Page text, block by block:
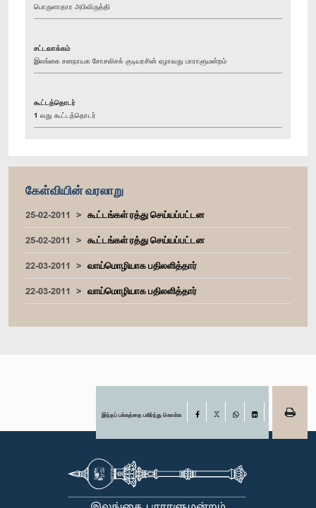
பொருளாதார அபிவிருத்தி
சட்டவாக்கம்
இலங்கை சனநாயக சோசலிசக் குடியரசின் ஏழாவது பாராளுமன்றம்
கூட்டத்தொடர்
1 வது கூட்டத்தொடர்
கேள்வியின் வரலாறு
25-02-2011
கூட்டங்கள் ரத்து செய்யப்பட்டன
25-02-2011
கூட்டங்கள் ரத்து செய்யப்பட்டன
22-03-2011
வாய்மொழியாக பதிலளித்தார்
22-03-2011
வாய்மொழியாக பதிலளித்தார்
இந்தப் பக்கத்தை பகிர்ந்து கொள்க Facebook